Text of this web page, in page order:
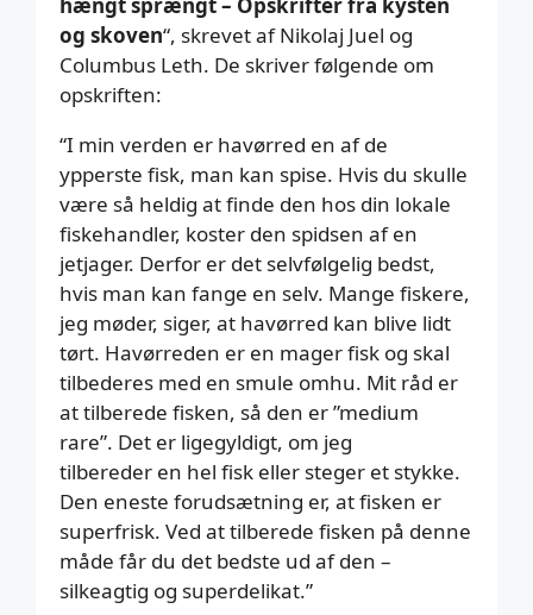
og skoven“, skrevet af Nikolaj Juel og
Columbus Leth. De skriver følgende om
opskriften:
“I min verden er havørred en af de
ypperste fisk, man kan spise. Hvis du skulle
være så heldig at finde den hos din lokale
fiskehandler, koster den spidsen af en
jetjager. Derfor er det selvfølgelig bedst,
hvis man kan fange en selv. Mange fiskere,
jeg møder, siger, at havørred kan blive lidt
tørt. Havørreden er en mager fisk og skal
tilbederes med en smule omhu. Mit råd er
at tilberede fisken, så den er ”medium
rare”. Det er ligegyldigt, om jeg
tilbereder en hel fisk eller steger et stykke.
Den eneste forudsætning er, at fisken er
superfrisk. Ved at tilberede fisken på denne
måde får du det bedste ud af den –
silkeagtig og superdelikat.”